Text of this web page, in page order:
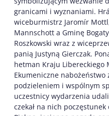
granicami i wyznaniami.
wiceburmistrz Jaromír
Mannschott a Gminę
Roszkowski wraz z
panią Justyną Gierczak.
hetman Kraju Libereckiego
Ekumeniczne nabożeństwo
podzieleniem i wspólnym
uczestnicy wydarzenia
czekał na nich